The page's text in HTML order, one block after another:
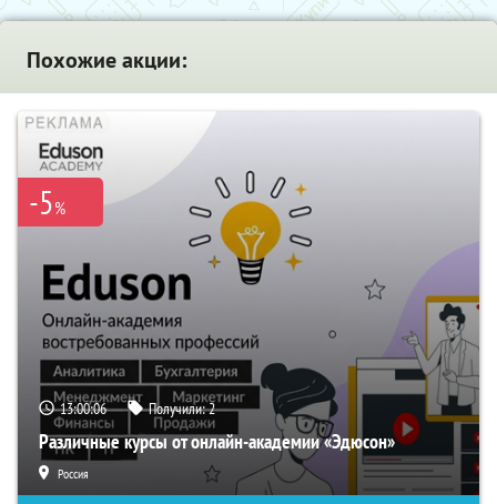
Похожие акции:
-5%
13:00:05 Получили:2
Различные курсы от онлайн-академии «Эдюсон»
Россия